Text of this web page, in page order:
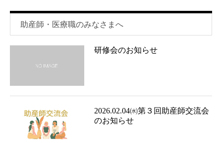
助産師・医療職のみなさまへ
研修会のお知らせ
2026.02.04㈬第３回助産師交流会
のお知らせ